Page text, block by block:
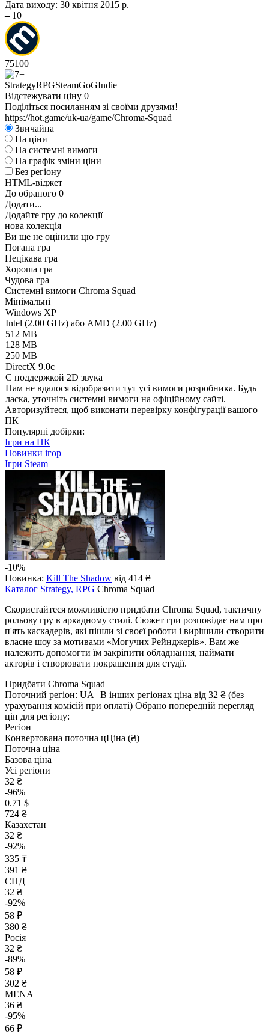
Дата виходу: 30 квітня 2015 р.
– 10
75100
StrategyRPGSteamGoGIndie
Відстежувати ціну 0
Поділіться посиланням зі своїми друзями!
https://hot.game/uk-ua/game/Chroma-Squad
Звичайна
На ціни
На системні вимоги
На графік зміни ціни
Без регіону
HTML-віджет
До обраного 0
Додати...
Додайте гру до колекції
нова колекція
Ви ще не оцінили цю гру
Погана гра
Нецікава гра
Хороша гра
Чудова гра
Системні вимоги Chroma Squad
Мінімальні
Windows XP
Intel (2.00 GHz) або AMD (2.00 GHz)
512 MB
128 MB
250 MB
DirectX 9.0c
С поддержкой 2D звука
Нам не вдалося відобразити тут усі вимоги розробника. Будь
ласка, уточніть системні вимоги на офіційному сайті.
Авторизуйтеся, щоб виконати перевірку конфігурації вашого
ПК
Популярні добірки:
Ігри на ПК
Новинки ігор
Ігри Steam
-10%
Новинка: Kill The Shadow від 414 ₴
Каталог Strategy, RPG Chroma Squad
Скористайтеся можливістю придбати Chroma Squad, тактичну
рольову гру в аркадному стилі. Сюжет гри розповідає нам про
п'ять каскадерів, які пішли зі своєї роботи і вирішили створити
власне шоу за мотивами «Могучих Рейнджерів». Вам же
належить допомогти їм закріпити обладнання, наймати
акторів і створювати покращення для студії.
Придбати Chroma Squad
Поточний регіон: UA | В інших регіонах ціна від 32 ₴ (без
урахування комісій при оплаті) Обрано попередній перегляд
цін для регіону:
Регіон
Конвертована поточна цЦіна (₴)
Поточна ціна
Базова ціна
Усі регіони
32 ₴
-96%
0.71 $
724 ₴
Казахстан
32 ₴
-92%
335 ₸
391 ₴
СНД
32 ₴
-92%
58 ₽
380 ₴
Росія
32 ₴
-89%
58 ₽
302 ₴
MENA
36 ₴
-95%
66 ₽